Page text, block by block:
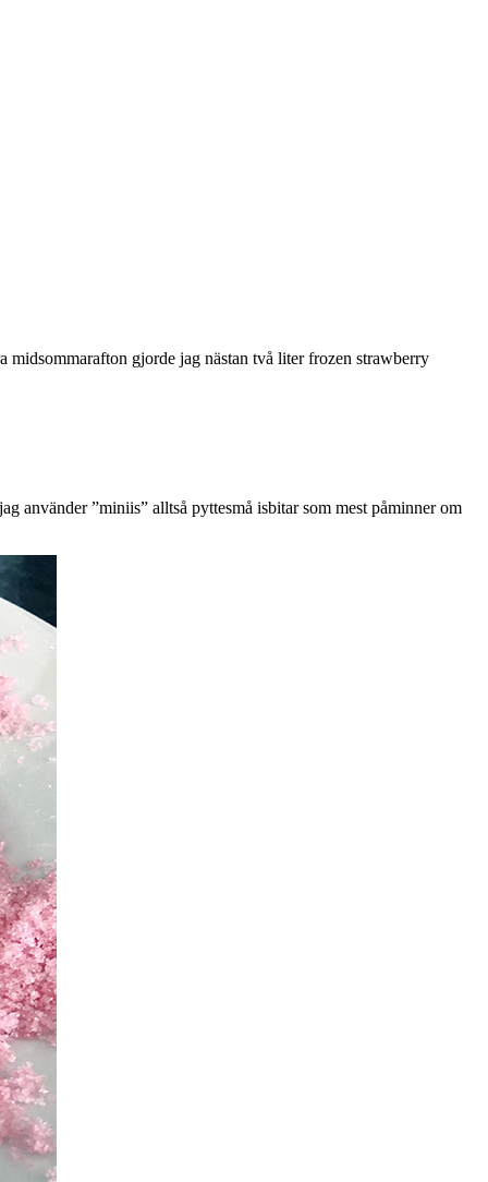
gjorde jag nästan två liter frozen strawberry
använder ”miniis” alltså pyttesmå isbitar som mest påminner om